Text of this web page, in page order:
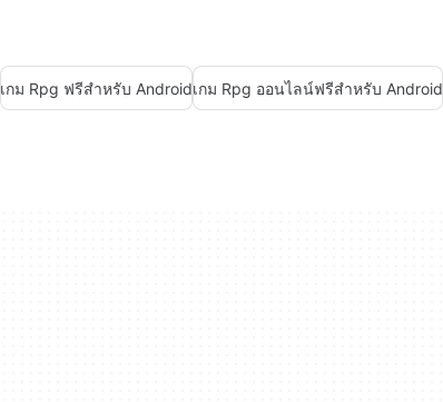
เกม Rpg ฟรีสำหรับ Androidเกม Rpg ออนไลน์ฟรีสำหรับ Android